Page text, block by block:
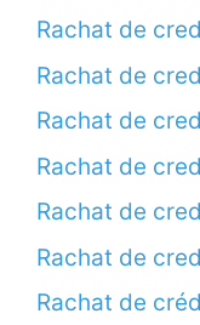
Rachat de
Rachat de
Rachat de
Rachat de
Rachat de
Rachat de
Rachat de